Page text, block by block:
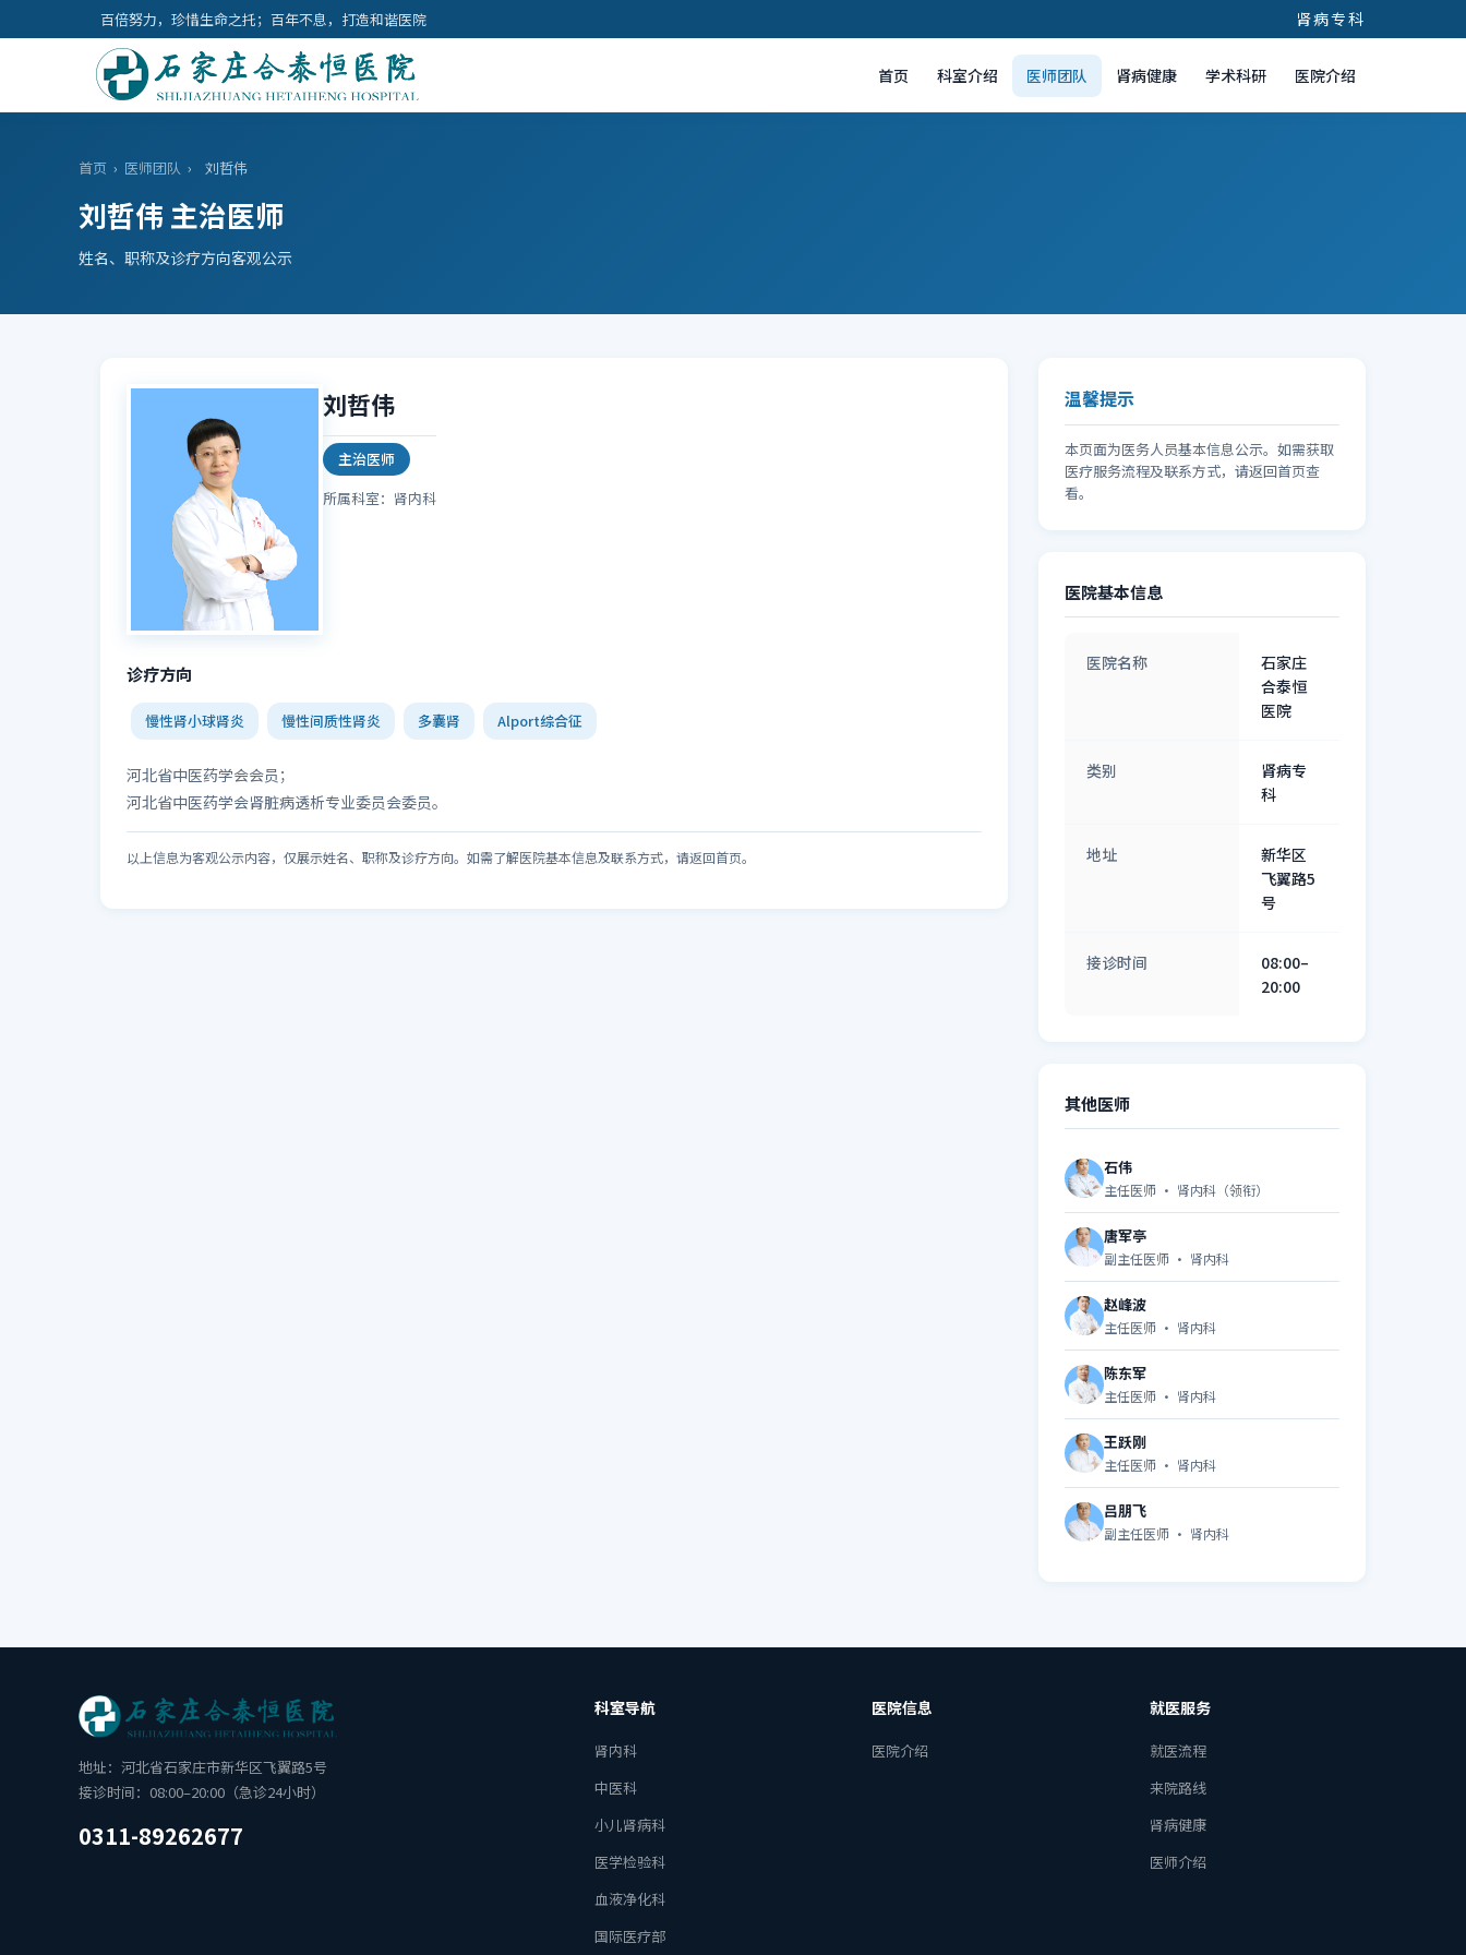
百倍努力，珍惜生命之托；百年不息，打造和谐医院 肾病专科
首页 科室介绍 医师团队 肾病健康 学术科研 医院介绍
首页 › 医师团队 › 刘哲伟
刘哲伟 主治医师
姓名、职称及诊疗方向客观公示
刘哲伟
主治医师
所属科室：肾内科
诊疗方向
慢性肾小球肾炎 慢性间质性肾炎 多囊肾 Alport综合征
河北省中医药学会会员；
河北省中医药学会肾脏病透析专业委员会委员。
以上信息为客观公示内容，仅展示姓名、职称及诊疗方向。如需了解医院基本信息及联系方式，请返回首页。
温馨提示
本页面为医务人员基本信息公示。如需获取
医疗服务流程及联系方式，请返回首页查
看。
医院基本信息
医院名称
石家庄
合泰恒
医院
类别
肾病专
科
地址
新华区
飞翼路5
号
接诊时间
08:00–
20:00
其他医师
石伟
主任医师 · 肾内科（领衔）
唐军亭
副主任医师 · 肾内科
赵峰波
主任医师 · 肾内科
陈东军
主任医师 · 肾内科
王跃刚
主任医师 · 肾内科
吕朋飞
副主任医师 · 肾内科
地址：河北省石家庄市新华区飞翼路5号
接诊时间：08:00–20:00（急诊24小时）
0311-89262677
科室导航
肾内科
中医科
小儿肾病科
医学检验科
血液净化科
国际医疗部
医院信息
医院介绍
就医服务
就医流程
来院路线
肾病健康
医师介绍